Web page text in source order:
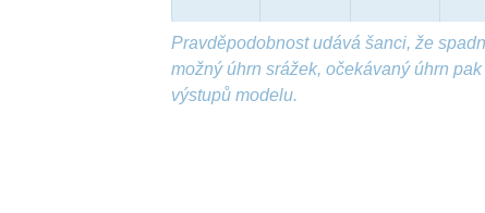
Pravděpodobnost udává šanci, že
možný úhrn srážek, očekávaný úhrn
výstupů modelu.